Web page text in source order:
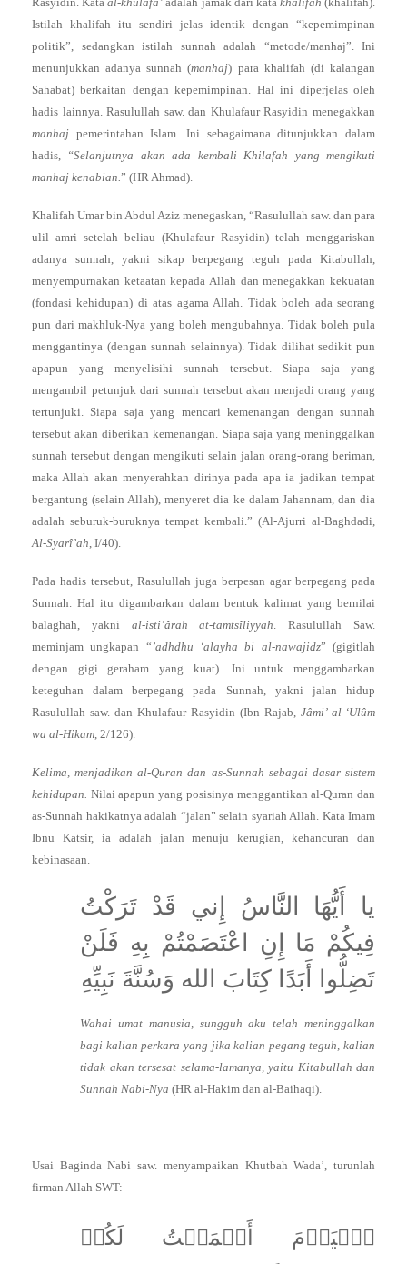
Istilah khalifah itu sendiri jelas identik dengan “kepemimpinan
politik”, sedangkan istilah sunnah adalah “metode/manhaj”. Ini
menunjukkan adanya sunnah (manhaj) para khalifah (di kalangan
Sahabat) berkaitan dengan kepemimpinan. Hal ini diperjelas oleh
hadis lainnya. Rasulullah saw. dan Khulafaur Rasyidin menegakkan
manhaj pemerintahan Islam. Ini sebagaimana ditunjukkan dalam
hadis, “Selanjutnya akan ada kembali Khilafah yang mengikuti
manhaj kenabian.” (HR Ahmad).
Khalifah Umar bin Abdul Aziz menegaskan, “Rasulullah saw. dan para
ulil amri setelah beliau (Khulafaur Rasyidin) telah menggariskan
adanya sunnah, yakni sikap berpegang teguh pada Kitabullah,
menyempurnakan ketaatan kepada Allah dan menegakkan kekuatan
(fondasi kehidupan) di atas agama Allah. Tidak boleh ada seorang
pun dari makhluk-Nya yang boleh mengubahnya. Tidak boleh pula
menggantinya (dengan sunnah selainnya). Tidak dilihat sedikit pun
apapun yang menyelisihi sunnah tersebut. Siapa saja yang
mengambil petunjuk dari sunnah tersebut akan menjadi orang yang
tertunjuki. Siapa saja yang mencari kemenangan dengan sunnah
tersebut akan diberikan kemenangan. Siapa saja yang meninggalkan
sunnah tersebut dengan mengikuti selain jalan orang-orang beriman,
maka Allah akan menyerahkan dirinya pada apa ia jadikan tempat
bergantung (selain Allah), menyeret dia ke dalam Jahannam, dan dia
adalah seburuk-buruknya tempat kembali.” (Al-Ajurri al-Baghdadi,
Al-Syarî’ah, I/40).
Pada hadis tersebut, Rasulullah juga berpesan agar berpegang pada
Sunnah. Hal itu digambarkan dalam bentuk kalimat yang bernilai
balaghah, yakni al-isti’ârah at-tamtsîliyyah. Rasulullah Saw.
meminjam ungkapan “ ’adhdhu ‘alayha bi al-nawajidz” (gigitlah
dengan gigi geraham yang kuat). Ini untuk menggambarkan
keteguhan dalam berpegang pada Sunnah, yakni jalan hidup
Rasulullah saw. dan Khulafaur Rasyidin (Ibn Rajab, Jâmi’ al-‘Ulûm
wa al-Hikam, 2/126).
Kelima, menjadikan al-Quran dan as-Sunnah sebagai dasar sistem
kehidupan. Nilai apapun yang posisinya menggantikan al-Quran dan
as-Sunnah hakikatnya adalah “jalan” selain syariah Allah. Kata Imam
Ibnu Katsir, ia adalah jalan menuju kerugian, kehancuran dan
kebinasaan.
يا أَيُّهَا النَّاسُ إِني قَدْ تَرَكْتُ
فِيكُمْ مَا إِنِ اعْتَصَمْتُمْ بِهِ فَلَنْ
تَضِلُّوا أَبَدًا كِتَابَ الله وَسُنَّةَ نَبِيِّهِ
Wahai umat manusia, sungguh aku telah meninggalkan
bagi kalian perkara yang jika kalian pegang teguh, kalian
tidak akan tersesat selama-lamanya, yaitu Kitabullah dan
Sunnah Nabi-Nya (HR al-Hakim dan al-Baihaqi).
Usai Baginda Nabi saw. menyampaikan Khutbah Wada’, turunlah
firman Allah SWT:
ٱلۡيَوۡمَ أَكۡمَلۡتُ لَكُمۡ